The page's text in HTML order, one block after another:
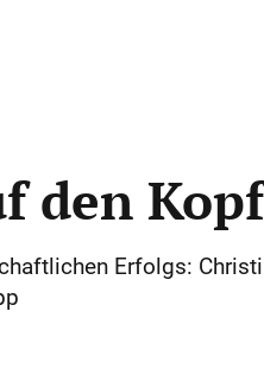
den Kopf
Erfolgs: